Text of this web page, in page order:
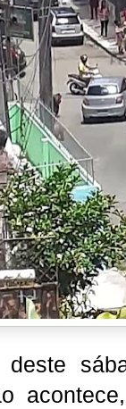
deste